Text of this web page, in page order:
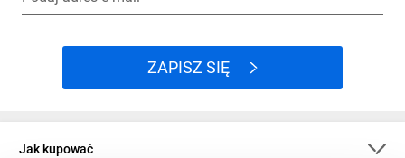
ZAPISZ SIĘ
Jak kupować